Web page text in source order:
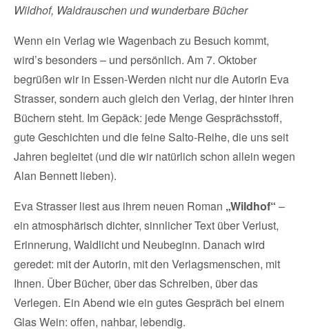
Wildhof, Waldrauschen und wunderbare Bücher
Wenn ein Verlag wie Wagenbach zu Besuch kommt,
wird’s besonders – und persönlich. Am 7. Oktober
begrüßen wir in Essen-Werden nicht nur die Autorin Eva
Strasser, sondern auch gleich den Verlag, der hinter ihren
Büchern steht. Im Gepäck: jede Menge Gesprächsstoff,
gute Geschichten und die feine Salto-Reihe, die uns seit
Jahren begleitet (und die wir natürlich schon allein wegen
Alan Bennett lieben).
Eva Strasser liest aus ihrem neuen Roman „Wildhof“ –
ein atmosphärisch dichter, sinnlicher Text über Verlust,
Erinnerung, Waldlicht und Neubeginn. Danach wird
geredet: mit der Autorin, mit den Verlagsmenschen, mit
Ihnen. Über Bücher, über das Schreiben, über das
Verlegen. Ein Abend wie ein gutes Gespräch bei einem
Glas Wein: offen, nahbar, lebendig.